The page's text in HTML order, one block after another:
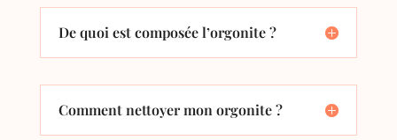
De quoi est composée l’orgonite ?
Comment nettoyer mon orgonite ?